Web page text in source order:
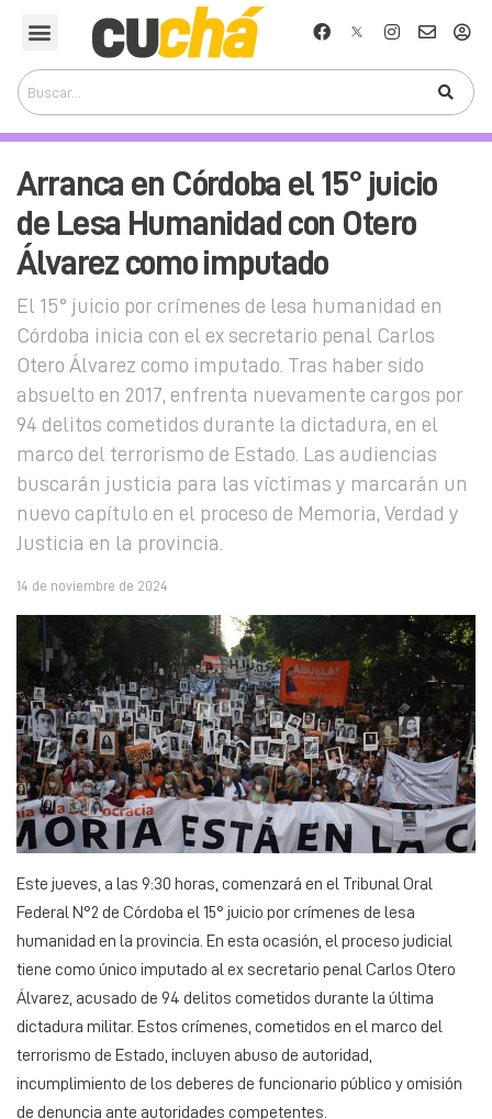
Arranca en Córdoba el 15° juicio
de Lesa Humanidad con Otero
Álvarez como imputado
El 15° juicio por crímenes de lesa humanidad en
Córdoba inicia con el ex secretario penal Carlos
Otero Álvarez como imputado. Tras haber sido
absuelto en 2017, enfrenta nuevamente cargos por
94 delitos cometidos durante la dictadura, en el
marco del terrorismo de Estado. Las audiencias
buscarán justicia para las víctimas y marcarán un
nuevo capítulo en el proceso de Memoria, Verdad y
Justicia en la provincia.
14 de noviembre de 2024
Este jueves, a las 9:30 horas, comenzará en el Tribunal Oral
Federal N°2 de Córdoba el 15° juicio por crímenes de lesa
humanidad en la provincia. En esta ocasión, el proceso judicial
tiene como único imputado al ex secretario penal Carlos Otero
Álvarez, acusado de 94 delitos cometidos durante la última
dictadura militar. Estos crímenes, cometidos en el marco del
terrorismo de Estado, incluyen abuso de autoridad,
incumplimiento de los deberes de funcionario público y omisión
de denuncia ante autoridades competentes.